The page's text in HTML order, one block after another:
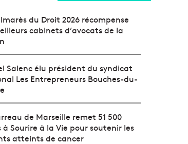
du Droit 2026 récompense
cabinets d’avocats de la
Salenc élu président du syndicat
Les Entrepreneurs Bouches-du-
de Marseille remet 51 500
à Sourire à la Vie pour soutenir les
atteints de cancer